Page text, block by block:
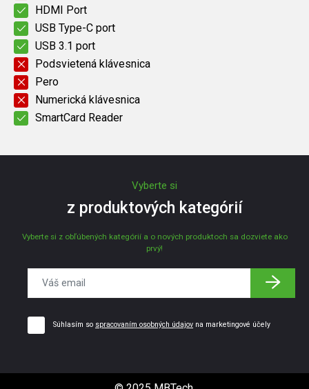
HDMI Port
USB Type-C port
USB 3.1 port
Podsvietená klávesnica
Pero
Numerická klávesnica
SmartCard Reader
Vyberte si
z produktových kategórií
Vyberte si z obľúbených kategórií a o nových produktoch sa dozviete ako
prvý!
Súhlasím so spracovaním osobných údajov na marketingové účely